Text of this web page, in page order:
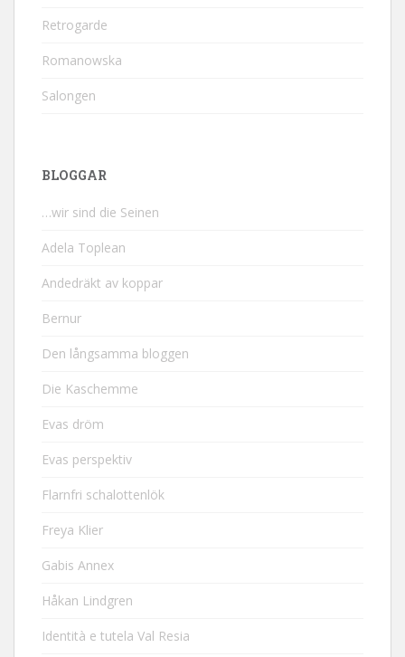
Retrogarde
Romanowska
Salongen
BLOGGAR
…wir sind die Seinen
Adela Toplean
Andedräkt av koppar
Bernur
Den långsamma bloggen
Die Kaschemme
Evas dröm
Evas perspektiv
Flarnfri schalottenlök
Freya Klier
Gabis Annex
Håkan Lindgren
Identità e tutela Val Resia